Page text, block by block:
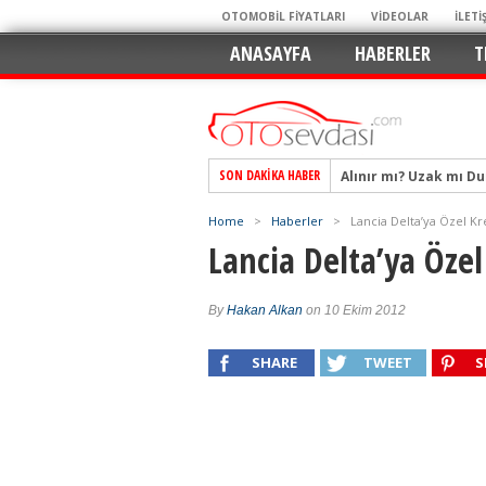
OTOMOBİL FİYATLARI VİDEOLAR
ANASAYFA HABERLER
SON DAKIKA HABER
Alınır mı? Uzak mı
Alpine A290 GTS:
EAT8’e Veda,
Crossover
Mercedes-Benz
Keskin Hatlar, GR
Geleceğin Kompakt
Pazarın Lideri,
Hem Şehirli Hem
Home > Haberler > Lancia Delta’ya Özel
Lancia Delta’ya
ByHakan Alkan on 10 Ekim 2012
SHARE TWEET